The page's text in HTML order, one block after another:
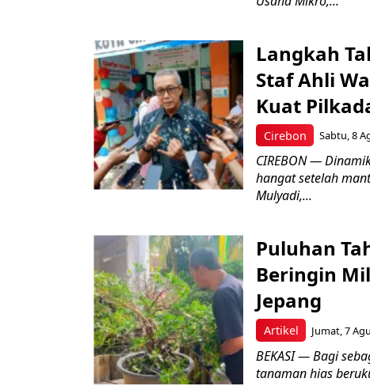
Cirebon
Langkah
Staf Ahli
Kuat
Sabtu, 8
CIREBON —
hangat setelah
Mulyadi,...
Artikel
Puluhan
Beringin
Jepang
Jumat, 7
BEKASI — Bagi
tanaman hias